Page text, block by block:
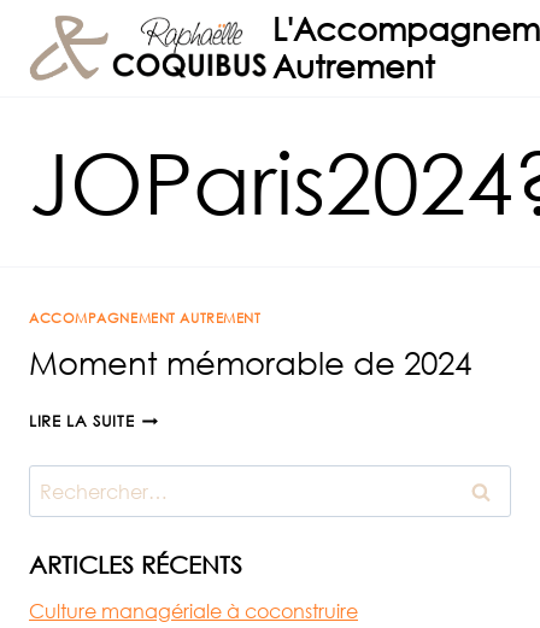
contenu
Autrement
ACCOMPAGNEMENT AUTREMENT
Moment mémorable de 2024
LIRE LA SUITEMOMENT
DE
2024
Rechercher :
ARTICLES RÉCENTS
Culture managériale à coconstruire